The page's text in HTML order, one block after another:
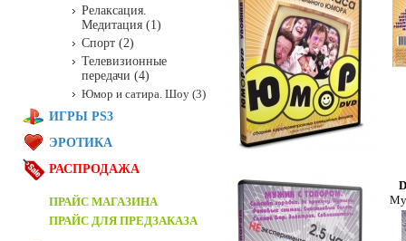
Релаксация.
Медитация (1)
Спорт (2)
Телевизионные
передачи (4)
Юмор и сатира. Шоу (3)
ИГРЫ PS3
ЭРОТИКА
РАСПРОДАЖА
ПРАЙС МАГАЗИНА
ПРАЙС ДЛЯ ПРЕДЗАКАЗА